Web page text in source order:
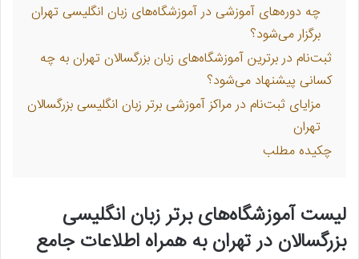
چه دوره‌های آموزشی در آموزشگاه‌های زبان انگلیسی تهران
برگزار می‌شود؟
ثبت‌نام در برترین آموزشگاه‌های زبان بزرگسالان تهران به چه
کسانی پیشنهاد می‌شود؟
مزایای ثبت‌نام در مراکز آموزشی برتر زبان انگلیسی بزرگسالان
تهران
چکیده مطلب
لیست آموزشگاه‌های برتر زبان انگلیسی
بزرگسالان در تهران به همراه اطلاعات جامع